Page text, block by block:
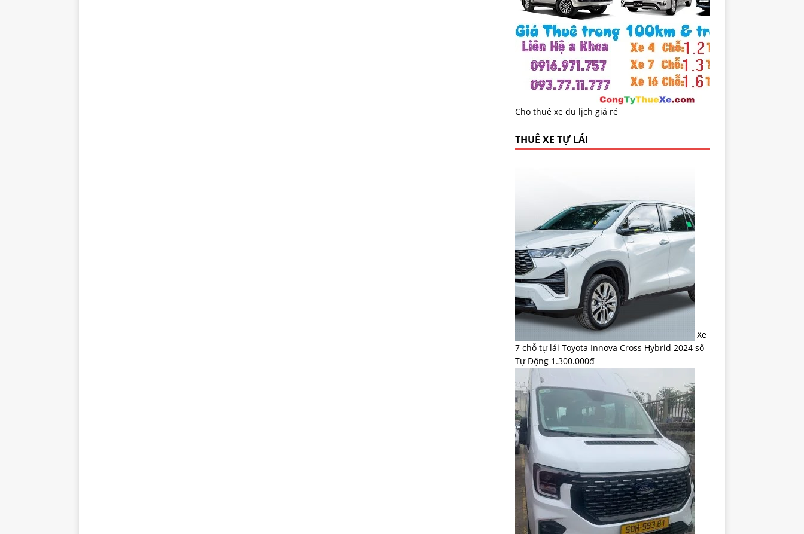
Cho thuê xe du lịch giá rẻ
THUÊ XE TỰ LÁI
Xe
7 chỗ tự lái Toyota Innova Cross Hybrid 2024 số
Tự Động 1.300.000₫